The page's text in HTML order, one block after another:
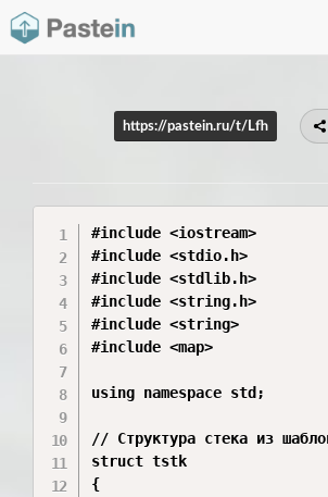
https://pastein.ru/t/Lfh
#include <iostream>
#include <stdio.h>
#include <stdlib.h>
#include <string.h>
#include <string>
#include <map>
using namespace std;
// Структура стека из
struct tstk
{